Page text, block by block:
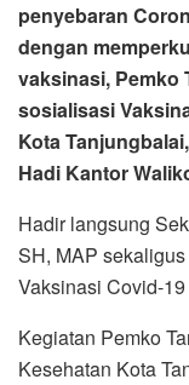
penyebaran
dengan
vaksinasi, Pemko
sosialisasi
Kota
Hadi Kantor
Hadir langsung
SH, MAP
Vaksinasi Covid-
Kegiatan Pemko
Kesehatan Kota